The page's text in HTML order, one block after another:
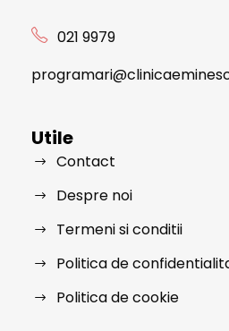
021 9979
Utile
Contact
Despre noi
Termeni si conditii
Politica de
Politica de cookie